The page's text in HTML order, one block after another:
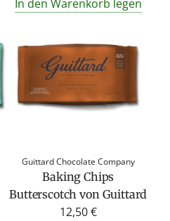
In den Warenkorb legen
Guittard Chocolate Company
Baking Chips
Butterscotch von Guittard
12,50 €